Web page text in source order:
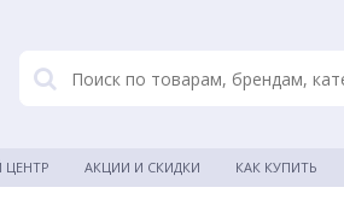
ЦЕНТР АКЦИИ И СКИДКИ КАК КУПИТЬ